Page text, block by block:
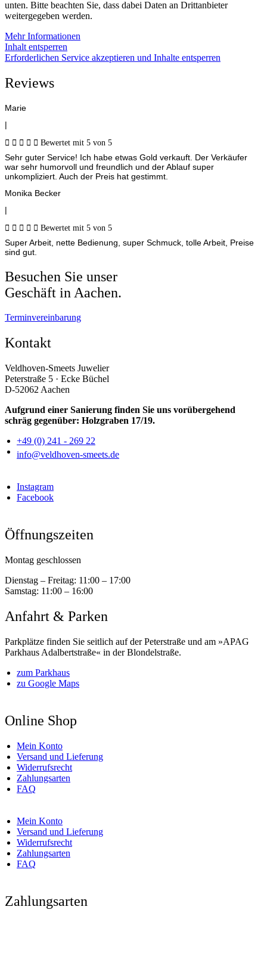
unten. Bitte beachten Sie, dass dabei Daten an Drittanbieter
weitergegeben werden.
Mehr Informationen
Inhalt entsperren
Erforderlichen Service akzeptieren und Inhalte entsperren
Reviews
Marie
|
     Bewertet mit 5 von 5
Sehr guter Service! Ich habe etwas Gold verkauft. Der Verkäufer
war sehr humorvoll und freundlich und der Ablauf super
unkompliziert. Auch der Preis hat gestimmt.
Monika Becker
|
     Bewertet mit 5 von 5
Super Arbeit, nette Bedienung, super Schmuck, tolle Arbeit, Preise
sind gut.
Besuchen Sie unser
Geschäft in Aachen.
Terminvereinbarung
Kontakt
Veldhoven-Smeets Juwelier
Peterstraße 5 · Ecke Büchel
D-52062 Aachen
Aufgrund einer Sanierung finden Sie uns vorübergehend
schräg gegenüber: Holzgraben 17/19.
+49 (0) 241 - 269 22
info@veldhoven-smeets.de
Instagram
Facebook
Öffnungszeiten
Montag geschlossen
Dienstag – Freitag: 11:00 – 17:00
Samstag: 11:00 – 16:00
Anfahrt & Parken
Parkplätze finden Sie seitlich auf der Peterstraße und am »APAG
Parkhaus Adalbertstraße« in der Blondelstraße.
zum Parkhaus
zu Google Maps
Online Shop
Mein Konto
Versand und Lieferung
Widerrufsrecht
Zahlungsarten
FAQ
Mein Konto
Versand und Lieferung
Widerrufsrecht
Zahlungsarten
FAQ
Zahlungsarten